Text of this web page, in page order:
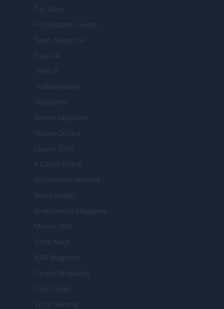
Pet Story
Professione Lavoro
Sport Magazine
Style24
Think.it
Tuobenessere
Viaggiamo
Nonne Magazine
Milano Cortina
Luxury Club
Il Calcio Online
Professione mamma
World Music
Investimenti Magazine
Money 365
Zona Nerd
B2B Magazine
People Magazine
Day Travel
Tutto Gaming